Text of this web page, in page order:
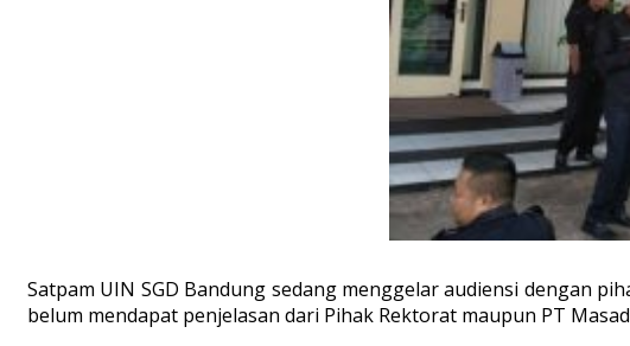
Satpam UIN SGD Bandung sedang menggelar audiensi dengan
belum mendapat penjelasan dari Pihak Rektorat maupun PT